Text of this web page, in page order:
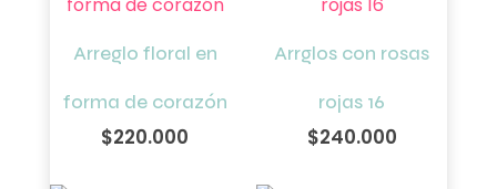
Arreglo floral en
forma de corazón
$220.000
Arrglos con rosas
rojas 16
$240.000